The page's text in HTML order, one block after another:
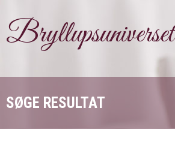
Bryllupsuniverset
SØGE RESULTAT